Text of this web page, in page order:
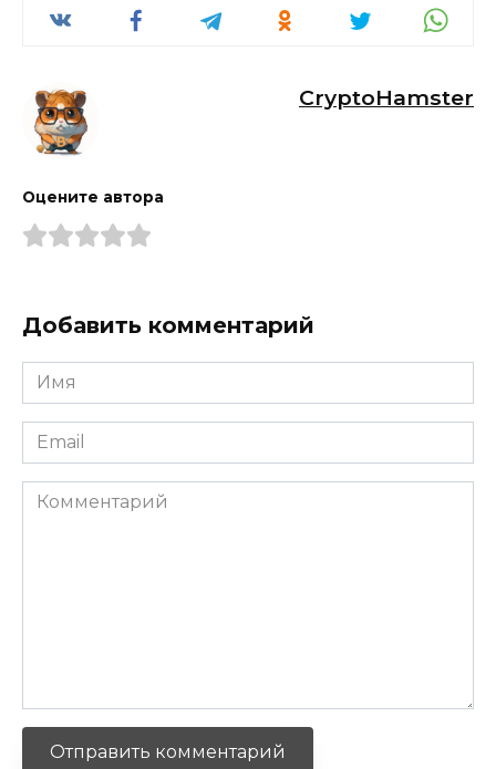
CryptoHamster
Оцените автора
Добавить комментарий
Имя
*
Email
*
Комментарий